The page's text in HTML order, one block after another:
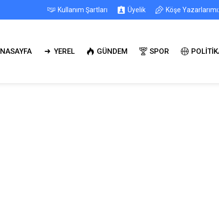
Kullanım Şartları Üyelik Köşe
YEREL GÜNDEM SPOR